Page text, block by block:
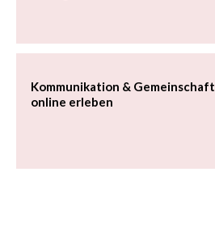
Kommunikation & Gemeinschaft
online erleben